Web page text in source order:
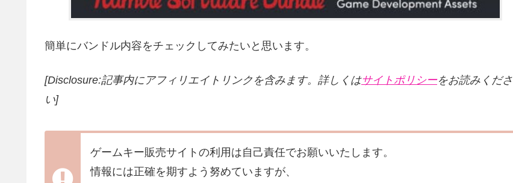
簡単にバンドル内容をチェックしてみたいと思います。
[Disclosure:記事内にアフィリエイトリンクを含みます。詳しくはサイトポリシーをお読みくださ
い]
ゲームキー販売サイトの利用は自己責任でお願いいたします。
情報には正確を期すよう努めていますが、